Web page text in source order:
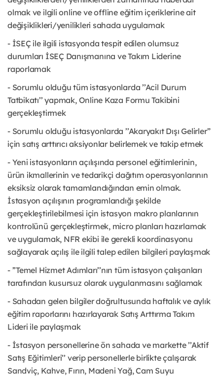
olmak ve ilgili online ve offline eğitim içeriklerine ait
değişiklikleri/yenilikleri sahada uygulamak
- İSEÇ ile ilgili istasyonda tespit edilen olumsuz
durumları İSEÇ Danışmanına ve Takım Liderine
raporlamak
- Sorumlu olduğu tüm istasyonlarda ’’Acil Durum
Tatbikatı’’ yapmak, Online Kaza Formu Takibini
gerçekleştirmek
- Sorumlu olduğu istasyonlarda ’’Akaryakıt Dışı Gelirler”
için satış arttırıcı aksiyonlar belirlemek ve takip etmek
- Yeni istasyonların açılışında personel eğitimlerinin,
ürün ikmallerinin ve tedarikçi dağıtım operasyonlarının
eksiksiz olarak tamamlandığından emin olmak.
İstasyon açılışının programlandığı şekilde
gerçekleştirilebilmesi için istasyon makro planlarının
kontrolünü gerçekleştirmek, micro planları hazırlamak
ve uygulamak, NFR ekibi ile gerekli koordinasyonu
sağlayarak açılış ile ilgili talep edilen bilgileri paylaşmak
- ’’Temel Hizmet Adımları’’nın tüm istasyon çalışanları
tarafından kusursuz olarak uygulanmasını sağlamak
- Sahadan gelen bilgiler doğrultusunda haftalık ve aylık
eğitim raporlarını hazırlayarak Satış Arttırma Takım
Lideri ile paylaşmak
- İstasyon personellerine ön sahada ve markette ’’Aktif
Satış Eğitimleri’’ verip personellerle birlikte çalışarak
Sandviç, Kahve, Fırın, Madeni Yağ, Cam Suyu